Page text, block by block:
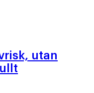
utan